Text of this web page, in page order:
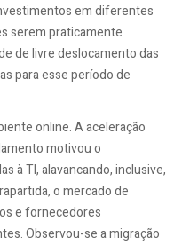
em diferentes
serem praticamente
de livre deslocamento das
para esse período de
online. A aceleração
motivou o
à TI, alavancando, inclusive,
o mercado de
e fornecedores
Observou-se a migração